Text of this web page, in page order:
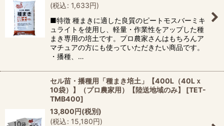
(税込: 1,633円)
■特徴 種まきに適した良質のピートモスバーミキ
ュライトを使用し、軽量・作業性をアップした種
まき専用の培土です。プロ農家さんはもちろんア
マチュアの方にも使っていただきたい商品です。
・播種、…
セル苗・播種用「種まき培土」【400L（40Lｘ
10袋）】（プロ農家用）【陸送地域のみ】
[TET-
TMB400]
13,800円(税別)
(税込: 15,180円)